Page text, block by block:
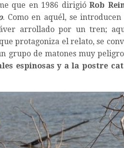
que en 1986 dirigióRob
. Como en aquél, se
arrollado por un tren;
protagoniza el relato, se
grupo de matones muy
espinosas y a la postre